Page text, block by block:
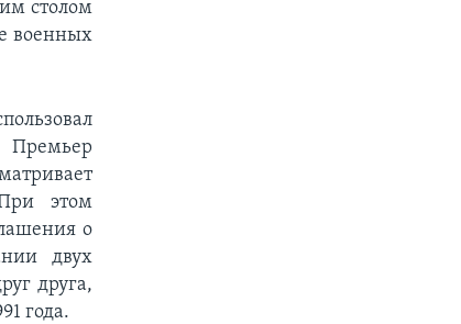
столом
военных
Премьер
этом
о
двух
друга,
года.